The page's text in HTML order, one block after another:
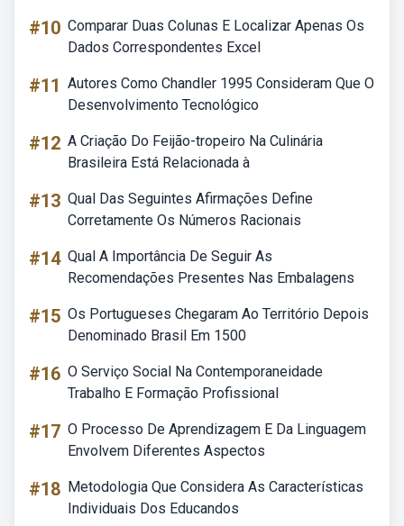
#10 Comparar Duas Colunas E Localizar Apenas Os
Dados Correspondentes Excel
#11 Autores Como Chandler 1995 Consideram Que O
Desenvolvimento Tecnológico
#12 A Criação Do Feijão-tropeiro Na Culinária
Brasileira Está Relacionada à
#13 Qual Das Seguintes Afirmações Define
Corretamente Os Números Racionais
#14 Qual A Importância De Seguir As
Recomendações Presentes Nas Embalagens
#15 Os Portugueses Chegaram Ao Território Depois
Denominado Brasil Em 1500
#16 O Serviço Social Na Contemporaneidade
Trabalho E Formação Profissional
#17 O Processo De Aprendizagem E Da Linguagem
Envolvem Diferentes Aspectos
#18 Metodologia Que Considera As Características
Individuais Dos Educandos